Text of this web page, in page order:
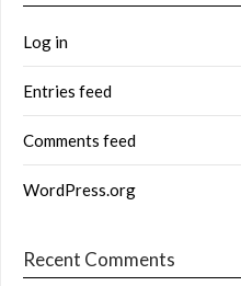
Log in
Entries feed
Comments feed
WordPress.org
Recent Comments